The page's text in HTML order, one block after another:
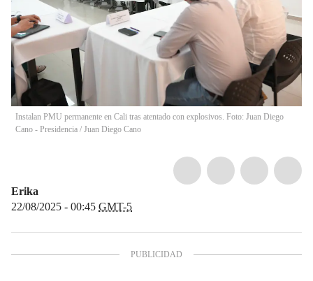
Instalan PMU permanente en Cali tras atentado con explosivos. Foto: Juan Diego
Cano - Presidencia / Juan Diego Cano
Erika
22/08/2025 - 00:45 GMT-5